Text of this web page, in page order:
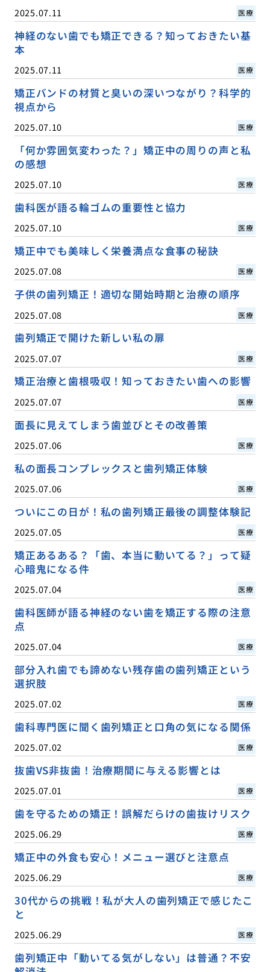
2025.07.11 医療
神経のない歯でも矯正できる？知っておきたい基
本
2025.07.11 医療
矯正バンドの材質と臭いの深いつながり？科学的
視点から
2025.07.10 医療
「何か雰囲気変わった？」矯正中の周りの声と私
の感想
2025.07.10 医療
歯科医が語る輪ゴムの重要性と協力
2025.07.10 医療
矯正中でも美味しく栄養満点な食事の秘訣
2025.07.08 医療
子供の歯列矯正！適切な開始時期と治療の順序
2025.07.08 医療
歯列矯正で開けた新しい私の扉
2025.07.07 医療
矯正治療と歯根吸収！知っておきたい歯への影響
2025.07.07 医療
面長に見えてしまう歯並びとその改善策
2025.07.06 医療
私の面長コンプレックスと歯列矯正体験
2025.07.06 医療
ついにこの日が！私の歯列矯正最後の調整体験記
2025.07.05 医療
矯正あるある？「歯、本当に動いてる？」って疑
心暗鬼になる件
2025.07.04 医療
歯科医師が語る神経のない歯を矯正する際の注意
点
2025.07.04 医療
部分入れ歯でも諦めない残存歯の歯列矯正という
選択肢
2025.07.02 医療
歯科専門医に聞く歯列矯正と口角の気になる関係
2025.07.02 医療
抜歯VS非抜歯！治療期間に与える影響とは
2025.07.01 医療
歯を守るための矯正！誤解だらけの歯抜けリスク
2025.06.29 医療
矯正中の外食も安心！メニュー選びと注意点
2025.06.29 医療
30代からの挑戦！私が大人の歯列矯正で感じたこ
と
2025.06.29 医療
歯列矯正中「動いてる気がしない」は普通？不安